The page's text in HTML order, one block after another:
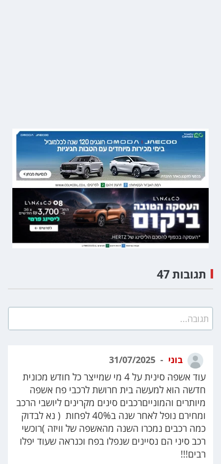
תגובה...
בוני
עוד אשפה סינית על 4 מי שמייצר כל חודש מכונית
חדשה הוא למעשה בית חרושת לרכבי פח אשפה
מיותרים והמונייםרכבים סינים מקרינים ליושבי הרכב
ומחירם נופל לאחר שנה ב40% לפחות ( נא לבדוק
כמה רכבים נמכרו השנה מהאשפה של וויזה )רוכשי
רכב סיני הם נסיינים שנפלו בפח וכנראה שעוד יפלו
רבים!!!